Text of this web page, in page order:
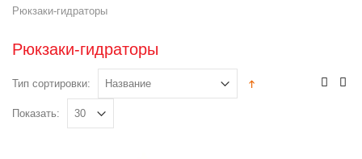
Рюкзаки-гидраторы
Рюкзаки-гидраторы
Тип сортировки:
Показать: